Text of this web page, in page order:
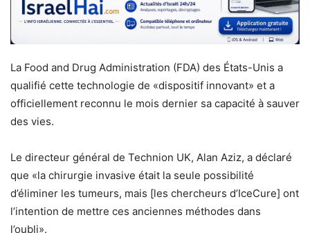
La Food and Drug Administration (FDA) des États-Unis a
qualifié cette technologie de «dispositif innovant» et a
officiellement reconnu le mois dernier sa capacité à sauver
des vies.
Le directeur général de Technion UK, Alan Aziz, a déclaré
que «la chirurgie invasive était la seule possibilité
d’éliminer les tumeurs, mais [les chercheurs d’IceCure] ont
l’intention de mettre ces anciennes méthodes dans
l’oubli».